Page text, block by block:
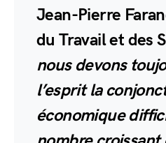
Jean-Pierre
du Travail et des
nous devons
l’esprit la
économique